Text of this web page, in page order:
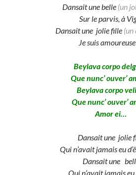
Dansait une belle (un
Sur le parvis, à
Dansait une jolie fille (un
Je suis amoureuse
Beylava corpo
Que nunc’ ouver’
Beylava corpo
Que nunc’ ouver’
Amor ei…
Dansait une jolie
Qui n’avait jamais eu
Dansait une
Qui n’avait jamais eu